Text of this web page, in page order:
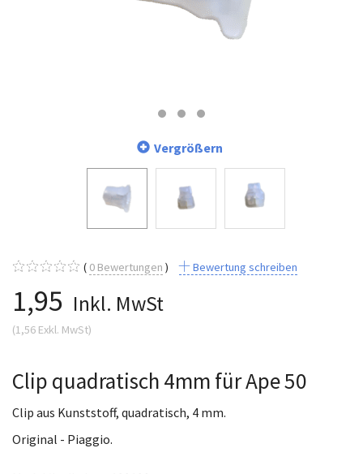
Vergrößern
0 Bewertungen Bewertung schreiben
1,95 Inkl. MwSt
(1,56 Exkl. MwSt)
Clip quadratisch 4mm für Ape 50
Clip aus Kunststoff, quadratisch, 4 mm.
Original - Piaggio.